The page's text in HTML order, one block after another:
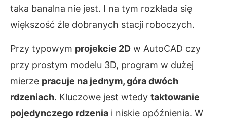
taka banalna nie jest. I na tym rozkłada się
większość źle dobranych stacji roboczych.
Przy typowym projekcie 2D w AutoCAD czy
przy prostym modelu 3D, program w dużej
mierze pracuje na jednym, góra dwóch
rdzeniach. Kluczowe jest wtedy taktowanie
pojedynczego rdzenia i niskie opóźnienia. W